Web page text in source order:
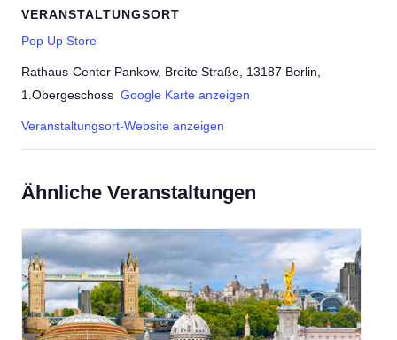
VERANSTALTUNGSORT
Pop Up Store
Rathaus-Center Pankow, Breite Straße, 13187 Berlin,
1.Obergeschoss Google Karte anzeigen
Veranstaltungsort-Website anzeigen
Ähnliche Veranstaltungen